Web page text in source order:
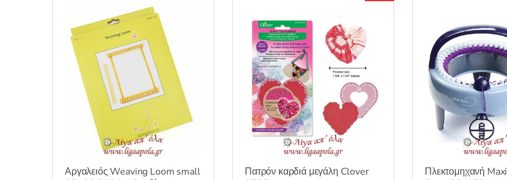
Αργαλειός Weaving Loom small
Πατρόν καρδιά μεγάλη Clover
Πλεκτομηχανή